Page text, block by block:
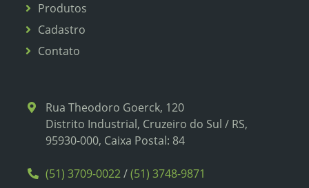
Produtos
Cadastro
Contato
Rua Theodoro Goerck, 120
Distrito Industrial, Cruzeiro do Sul / RS,
95930-000, Caixa Postal: 84
(51) 3709-0022/(51) 3748-9871